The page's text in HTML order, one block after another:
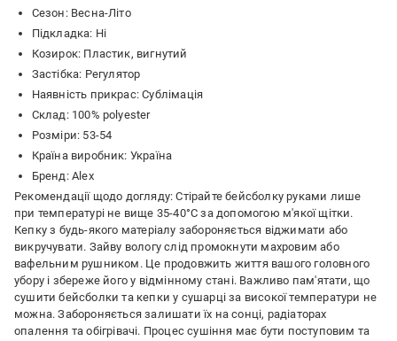
Сезон: Весна-Літо
Підкладка: Ні
Козирок: Пластик, вигнутий
Застібка: Регулятор
Наявність прикрас: Сублімація
Склад: 100% polyester
Розміри: 53-54
Країна виробник: Україна
Бренд: Alex
Рекомендації щодо догляду: Стірайте бейсболку руками лише
при температурі не вище 35-40°C за допомогою м'якої щітки.
Кепку з будь-якого матеріалу забороняється віджимати або
викручувати. Зайву вологу слід промокнути махровим або
вафельним рушником. Це продовжить життя вашого головного
убору і збереже його у відмінному стані. Важливо пам'ятати, що
сушити бейсболки та кепки у сушарці за високої температури не
можна. Забороняється залишати їх на сонці, радіаторах
опалення та обігрівачі. Процес сушіння має бути поступовим та